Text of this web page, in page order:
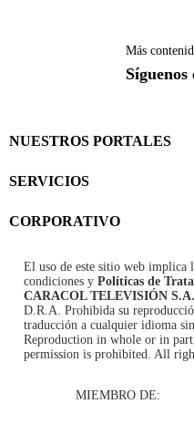
Más
Síguenos
NUESTROS PORTALES
SERVICIOS
CORPORATIVO
El uso de este sitio web implica
condiciones y Políticas de
CARACOL TELEVISIÓN S.A.
D.R.A. Prohibida su
traducción a cualquier idioma
Reproduction in whole or in
permission is prohibited. All
MIEMBRO DE: